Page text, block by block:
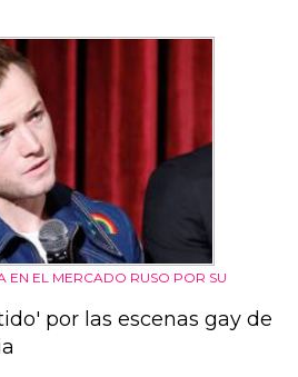
EN EL MERCADO RUSO POR SU
por las escenas gay de